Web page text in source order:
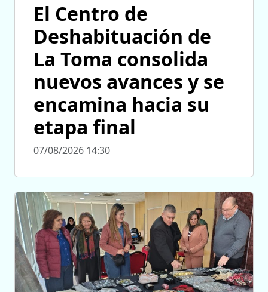
El Centro de
Deshabituación de
La Toma consolida
nuevos avances y se
encamina hacia su
etapa final
07/08/2026 14:30